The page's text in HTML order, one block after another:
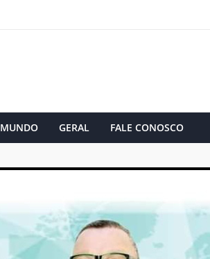
MUNDO GERAL FALE CONOSCO